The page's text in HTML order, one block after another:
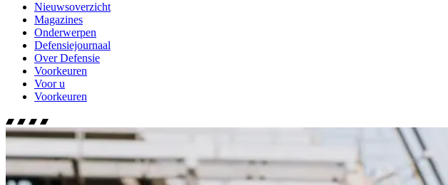
Nieuwsoverzicht
Magazines
Onderwerpen
Defensiejournaal
Over Defensie
Voorkeuren
Voor u
Voorkeuren